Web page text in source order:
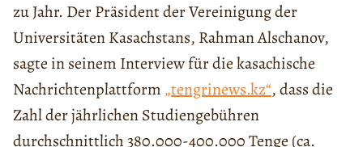
zu Jahr. Der Präsident der Vereinigung der
Universitäten Kasachstans, Rahman Alschanov,
sagte in seinem Interview für die kasachische
Nachrichtenplattform „tengrinews.kz“, dass die
Zahl der jährlichen Studiengebühren
durchschnittlich 380.000-400.000 Tenge (ca.